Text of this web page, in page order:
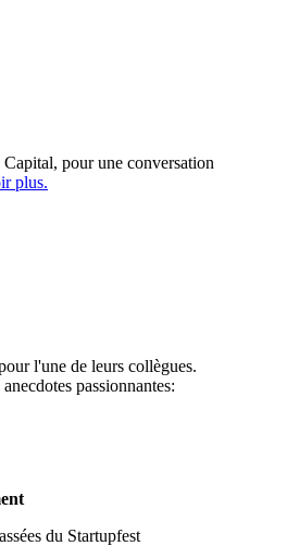
pour une conversation
plus.
l'une de leurs collègues.
passionnantes:
du Startupfest